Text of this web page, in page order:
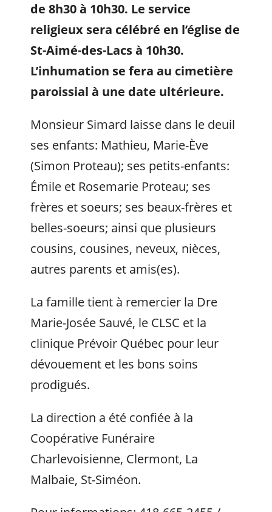
de 8h30 à 10h30. Le service
religieux sera célébré en l’église de
St-Aimé-des-Lacs à 10h30.
L’inhumation se fera au cimetière
paroissial à une date ultérieure.
Monsieur Simard laisse dans le deuil
ses enfants: Mathieu, Marie-Ève
(Simon Proteau); ses petits-enfants:
Émile et Rosemarie Proteau; ses
frères et soeurs; ses beaux-frères et
belles-soeurs; ainsi que plusieurs
cousins, cousines, neveux, nièces,
autres parents et amis(es).
La famille tient à remercier la Dre
Marie-Josée Sauvé, le CLSC et la
clinique Prévoir Québec pour leur
dévouement et les bons soins
prodigués.
La direction a été confiée à la
Coopérative Funéraire
Charlevoisienne, Clermont, La
Malbaie, St-Siméon.